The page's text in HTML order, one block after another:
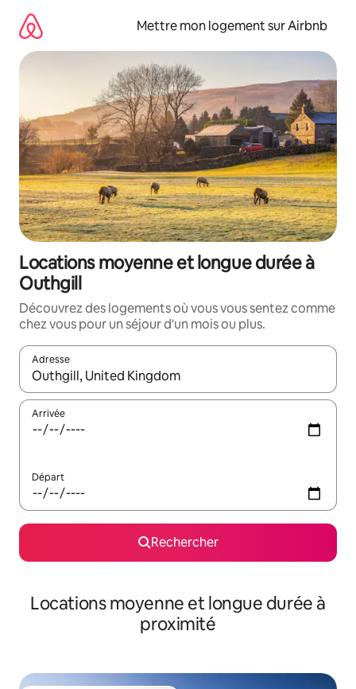
directement
contenu
Mettre mon logement sur Airbnb
Locations moyenne et longue durée à
Outhgill
Découvrez des logements où vous vous sentez comme
chez vous pour un séjour d'un mois ou plus.
Adresse
Lorsque les résultats s'affichent, utilisez les flèches vers le
Arrivée
Départ
Rechercher
Locations moyenne et longue durée à
proximité